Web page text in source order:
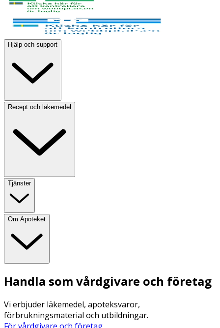
Hjälp och support
Recept och läkemedel
Tjänster
Om Apoteket
Handla som vårdgivare och företag
Vi erbjuder läkemedel, apoteksvaror,
förbrukningsmaterial och utbildningar.